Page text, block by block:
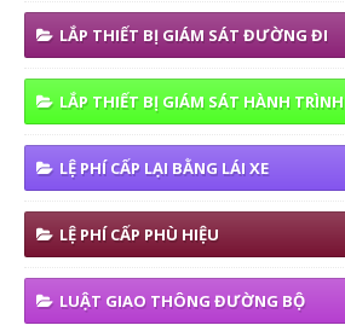
LẮP THIẾT BỊ GIÁM SÁT ĐƯỜNG ĐI
LẮP THIẾT BỊ GIÁM SÁT HÀNH TRÌNH
LỆ PHÍ CẤP LẠI BẰNG LÁI XE
LỆ PHÍ CẤP PHÙ HIỆU
LUẬT GIAO THÔNG ĐƯỜNG BỘ